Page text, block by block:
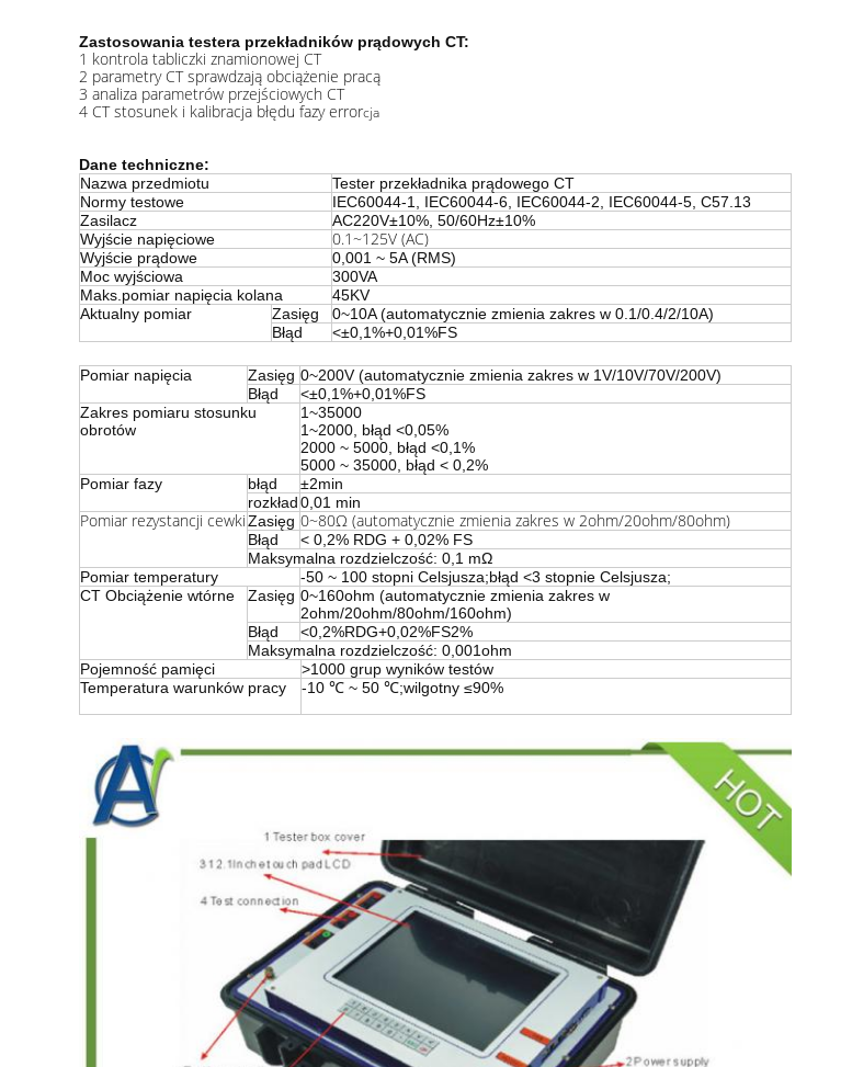
Zastosowania testera przekładników prądowych CT:
1 kontrola tabliczki znamionowej CT
2 parametry CT sprawdzają obciążenie pracą
3 analiza parametrów przejściowych CT
4 CT stosunek i kalibracja błędu fazy errorcja
Dane techniczne:
Nazwa przedmiotu
Tester przekładnika prądowego CT
Normy testowe
IEC60044-1, IEC60044-6, IEC60044-2, IEC60044-5, C57.13
Zasilacz
AC220V±10%, 50/60Hz±10%
Wyjście napięciowe
0.1~125V (AC)
Wyjście prądowe
0,001 ~ 5A (RMS)
Moc wyjściowa
300VA
Maks.pomiar napięcia kolana
45KV
Aktualny pomiar
Zasięg
0~10A (automatycznie zmienia zakres w 0.1/0.4/2/10A)
Błąd
<±0,1%+0,01%FS
Pomiar napięcia Zasięg 0~200V (automatycznie zmienia zakres w 1V/10V/70V/200V)
Błąd
<±0,1%+0,01%FS
Zakres pomiaru stosunku
obrotów
1~35000
1~2000, błąd <0,05%
2000 ~ 5000, błąd <0,1%
5000 ~ 35000, błąd < 0,2%
Pomiar fazy
błąd
±2min
rozkład0,01 min
Pomiar rezystancji cewkiZasięg 0~80Ω (automatycznie zmienia zakres w 2ohm/20ohm/80ohm)
Błąd
< 0,2% RDG + 0,02% FS
Maksymalna rozdzielczość: 0,1 mΩ
Pomiar temperatury
-50 ~ 100 stopni Celsjusza;błąd <3 stopnie Celsjusza;
CT Obciążenie wtórne
Zasięg 0~160ohm (automatycznie zmienia zakres w
2ohm/20ohm/80ohm/160ohm)
Błąd
<0,2%RDG+0,02%FS2%
Maksymalna rozdzielczość: 0,001ohm
Pojemność pamięci
>1000 grup wyników testów
Temperatura warunków pracy
-10 ℃ ~ 50 ℃;wilgotny ≤90%